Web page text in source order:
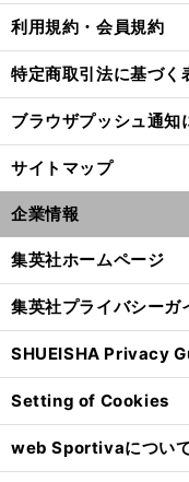
利用規約・会員規約
特定商取引法に基づく
ブラウザプッシュ通知
サイトマップ
企業情報
集英社ホームページ
集英社プライバシーガ
SHUEISHA Privacy
Setting of Cookies
web Sportivaについ